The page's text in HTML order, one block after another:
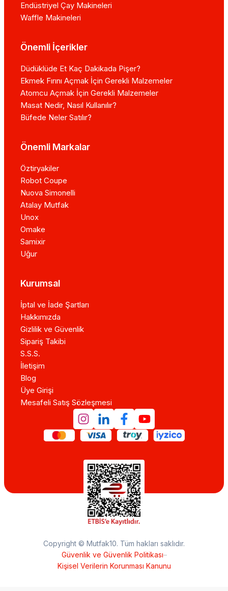
Endüstriyel Çay Makineleri
Waffle Makineleri
Önemli İçerikler
Düdüklüde Et Kaç Dakikada Pişer?
Ekmek Fırını Açmak İçin Gerekli Malzemeler
Atomcu Açmak İçin Gerekli Malzemeler
Masat Nedir, Nasıl Kullanılır?
Büfede Neler Satılır?
Önemli Markalar
Öztiryakiler
Robot Coupe
Nuova Simonelli
Atalay Mutfak
Unox
Omake
Samixir
Uğur
Kurumsal
İptal ve İade Şartları
Hakkımızda
Gizlilik ve Güvenlik
Sipariş Takibi
S.S.S.
İletişim
Blog
Üye Girişi
Mesafeli Satış Sözleşmesi
Copyright © Mutfak10. Tüm hakları saklıdır.
Güvenlik ve Güvenlik Politikası–
Kişisel Verilerin Korunması Kanunu